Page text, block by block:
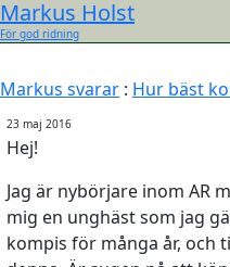
Markus Holst
För god ridning
Markus svarar : Hur bäst
23 maj 2016
Hej!
Jag är nybörjare inom AR
mig en unghäst som jag
kompis för många år, och